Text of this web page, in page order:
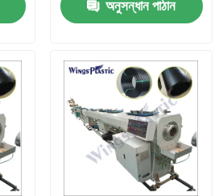
অনুসন্ধান পাঠান